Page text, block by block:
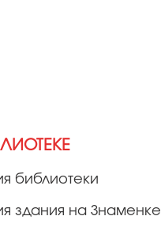
библиотеки
здания на Знаменке